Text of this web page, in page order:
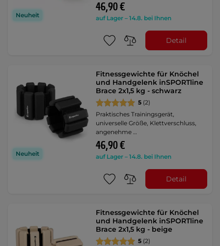
Neuheit
46,90 €
auf Lager – 14.8. bei Ihnen
Detail
Neuheit
Fitnessgewichte für Knöchel
und Handgelenk inSPORTline
Brace 2x1,5 kg - schwarz
5 (2)
Praktisches Trainingsgerät,
universelle Größe, Klettverschluss,
angenehme …
46,90 €
auf Lager – 14.8. bei Ihnen
Detail
Fitnessgewichte für Knöchel
und Handgelenk inSPORTline
Brace 2x1,5 kg - beige
5 (2)